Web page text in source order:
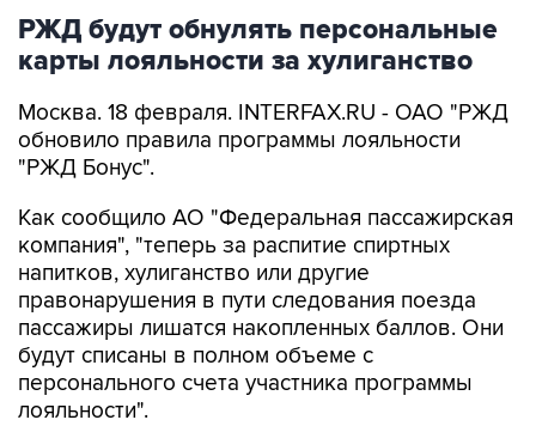
РЖД будут обнулять персональные
карты лояльности за хулиганство
Москва. 18 февраля. INTERFAX.RU - ОАО "РЖД
обновило правила программы лояльности
"РЖД Бонус".
Как сообщило АО "Федеральная пассажирская
компания", "теперь за распитие спиртных
напитков, хулиганство или другие
правонарушения в пути следования поезда
пассажиры лишатся накопленных баллов. Они
будут списаны в полном объеме с
персонального счета участника программы
лояльности".